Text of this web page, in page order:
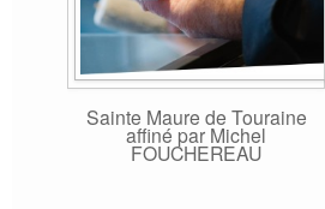
Sainte Maure de Touraine
affiné par Michel
FOUCHEREAU